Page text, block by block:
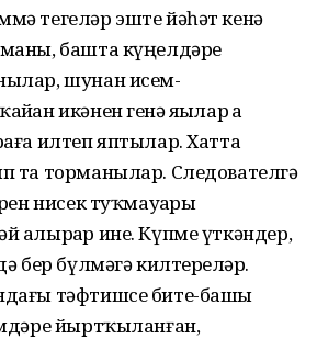
тегеләр эште йәһәт кенә
башта күңелдәре
шунан исем-
икәнен генә яҙҙылар ҙа
илтеп яптылар. Хатта
та торманылар. Следователгә
нисек туҡмауҙары
алырҙар ине. Күпме үткәндер,
бер бүлмәгә килтерҙеләр.
тәфтишсе бите-башы
йыртҡыланған,